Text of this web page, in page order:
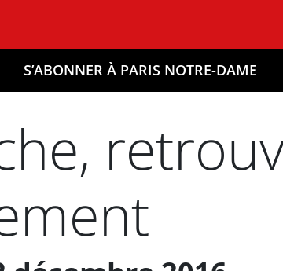
S’ABONNER À PARIS NOTRE-DAME